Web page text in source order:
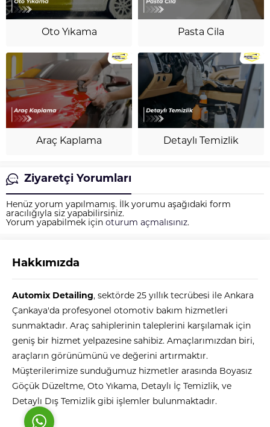
Oto Yıkama Pasta Cila
Araç Kaplama Detaylı Temizlik
Ziyaretçi Yorumları
Henüz yorum yapılmamış. İlk yorumu aşağıdaki form
aracılığıyla siz yapabilirsiniz.
Yorum yapabilmek için oturum açmalısınız.
Hakkımızda
Automix Detailing, sektörde 25 yıllık tecrübesi ile Ankara
Çankaya'da profesyonel otomotiv bakım hizmetleri
sunmaktadır. Araç sahiplerinin taleplerini karşılamak için
geniş bir hizmet yelpazesine sahibiz. Amaçlarımızdan biri,
araçların görünümünü ve değerini artırmaktır.
Müşterilerimize sunduğumuz hizmetler arasında Boyasız
Göçük Düzeltme, Oto Yıkama, Detaylı İç Temizlik, ve
Detaylı Dış Temizlik gibi işlemler bulunmaktadır.
Automix
Cevap Yaz